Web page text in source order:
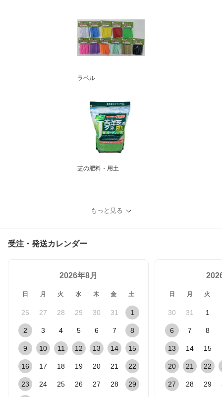
ラベル
芝の肥料・用土
もっと見る
受注・発送カレンダー
2026年8月
日 月 火 水 木 金 土
26 27 28 29 30 31 1
2 3 4 5 6 7 8
9 10 11 12 13 14 15
16 17 18 19 20 21 22
23 24 25 26 27 28 29
日 月 火
30 31 1
6 7 8
13 14 15
20 21 22
27 28 29